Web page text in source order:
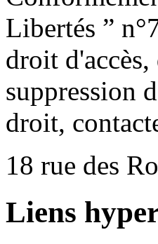
Libertés ”
droit
suppression
droit,
18 rue des
Liens